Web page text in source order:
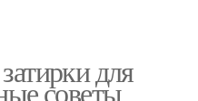
для
советы